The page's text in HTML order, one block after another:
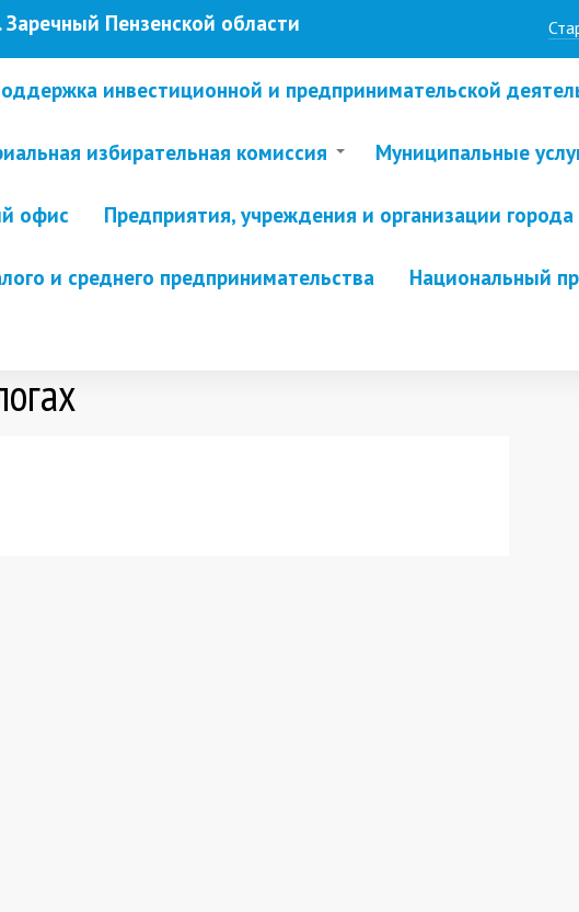
Пензенской области
инвестиционной и предпринимательской
избирательная комиссия Муниципальные
офис Предприятия, учреждения и организации города
и среднего предпринимательства Национальный